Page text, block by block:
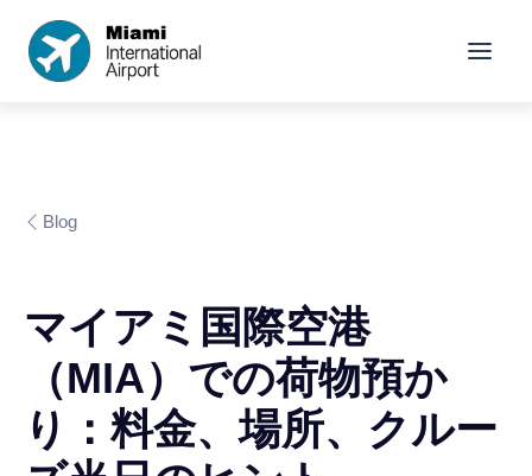
Blog
マイアミ国際空港
（MIA）での荷物預か
り：料金、場所、クルー